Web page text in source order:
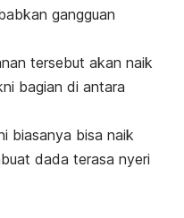
gangguan
tersebut akan naik
bagian di antara
biasanya bisa naik
dada terasa nyeri